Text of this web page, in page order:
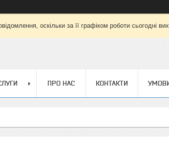
оскільки за її графіком роботи сьогодні
ПРО НАС КОНТАКТИ